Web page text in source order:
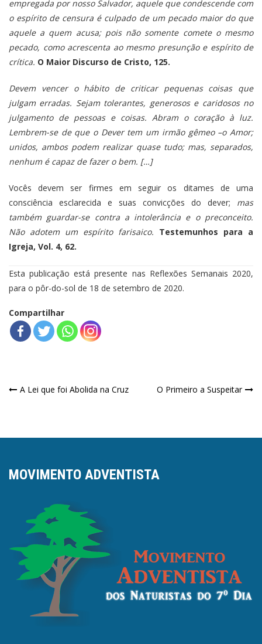
empregada por nosso Salvador, aquele que condescende com
o espírito de censura é culpado de um pecado maior do que
aquele a quem acusa; pois não somente comete o mesmo
pecado, como acrescenta ao mesmo presunção e espírito de
crítica. O Maior Discurso de Cristo, 125.
Devem vencer o hábito de criticar pequenas coisas que
julgam erradas. Sejam tolerantes, generosos e caridosos no
julgamento de pessoas e coisas. Abram o coração à luz.
Lembrem-se de que o Dever tem um irmão gêmeo –o Amor;
unidos, ambos podem realizar quase tudo; mas, separados,
nenhum é capaz de fazer o bem. […]
Vocês devem ser firmes em seguir os ditames de uma
consciência esclarecida e suas convicções do dever; mas
também guardar-se contra a intolerância e o preconceito.
Não adotem um espírito farisaico. Testemunhos para a
Igreja, Vol. 4, 62.
Esta publicação está presente nas Reflexões Semanais 2020,
para o pôr-do-sol de 18 de setembro de 2020.
Compartilhar
Navegação
A Lei que foi Abolida na Cruz O Primeiro a Suspeitar
MOVIMENTO ADVENTISTA